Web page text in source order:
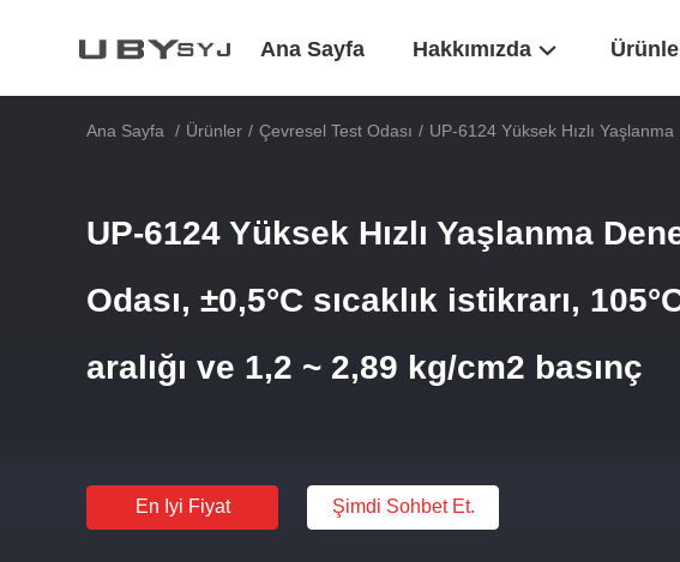
Ana Sayfa Hakkımızda
Ana Sayfa / Ürünler / Çevresel Test Odası / UP-6124 Yüksek Hızlı
UP-6124 Yüksek Hızlı Yaşlanma
Odası, ±0,5°C sıcaklık istikrarı,
aralığı ve 1,2 ~ 2,89 kg/cm2 basınç
En Iyi Fiyat Şimdi Sohbet Et.